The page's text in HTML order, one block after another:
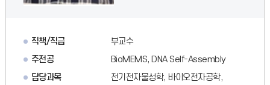
직책/직급
부교수
주전공
BioMEMS, DNA Self-Assembly
담당과목
전기전자물성학, 바이오전자공학,